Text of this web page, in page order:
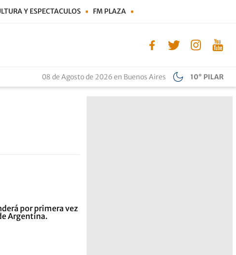
Y ESPECTACULOS FM PLAZA
08 de Agosto de 2026 en Buenos Aires 10° PILAR